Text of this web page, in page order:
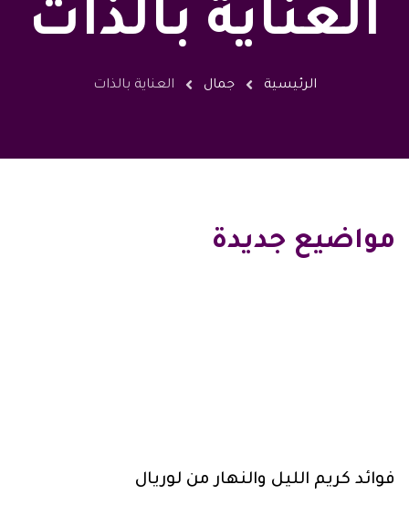
العناية بالذات
الرئيسية جمال العناية بالذات
مواضيع جديدة
فوائد كريم الليل والنهار من لوريال